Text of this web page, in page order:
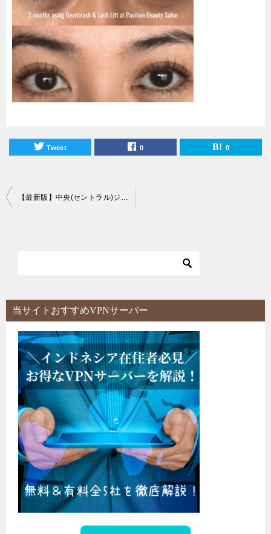
Tweet 0 0
投
シ
ョ
【最新版】中央(セントラル)ジャカルタのマツエクサロン16店舗からおすすめ人気サロンを紹介！
当サイトおすすめVPNサーバー